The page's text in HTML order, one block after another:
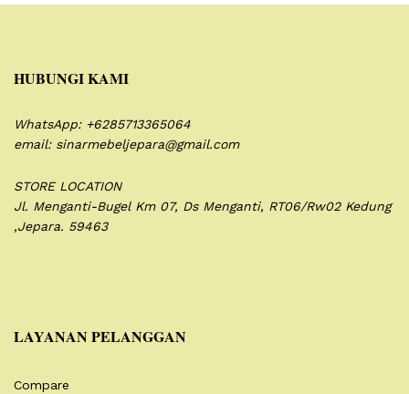
HUBUNGI KAMI
WhatsApp: +6285713365064
email: sinarmebeljepara@gmail.com
STORE LOCATION
Jl. Menganti-Bugel Km 07, Ds Menganti, RT06/Rw02 Kedung
,Jepara. 59463
LAYANAN PELANGGAN
Compare